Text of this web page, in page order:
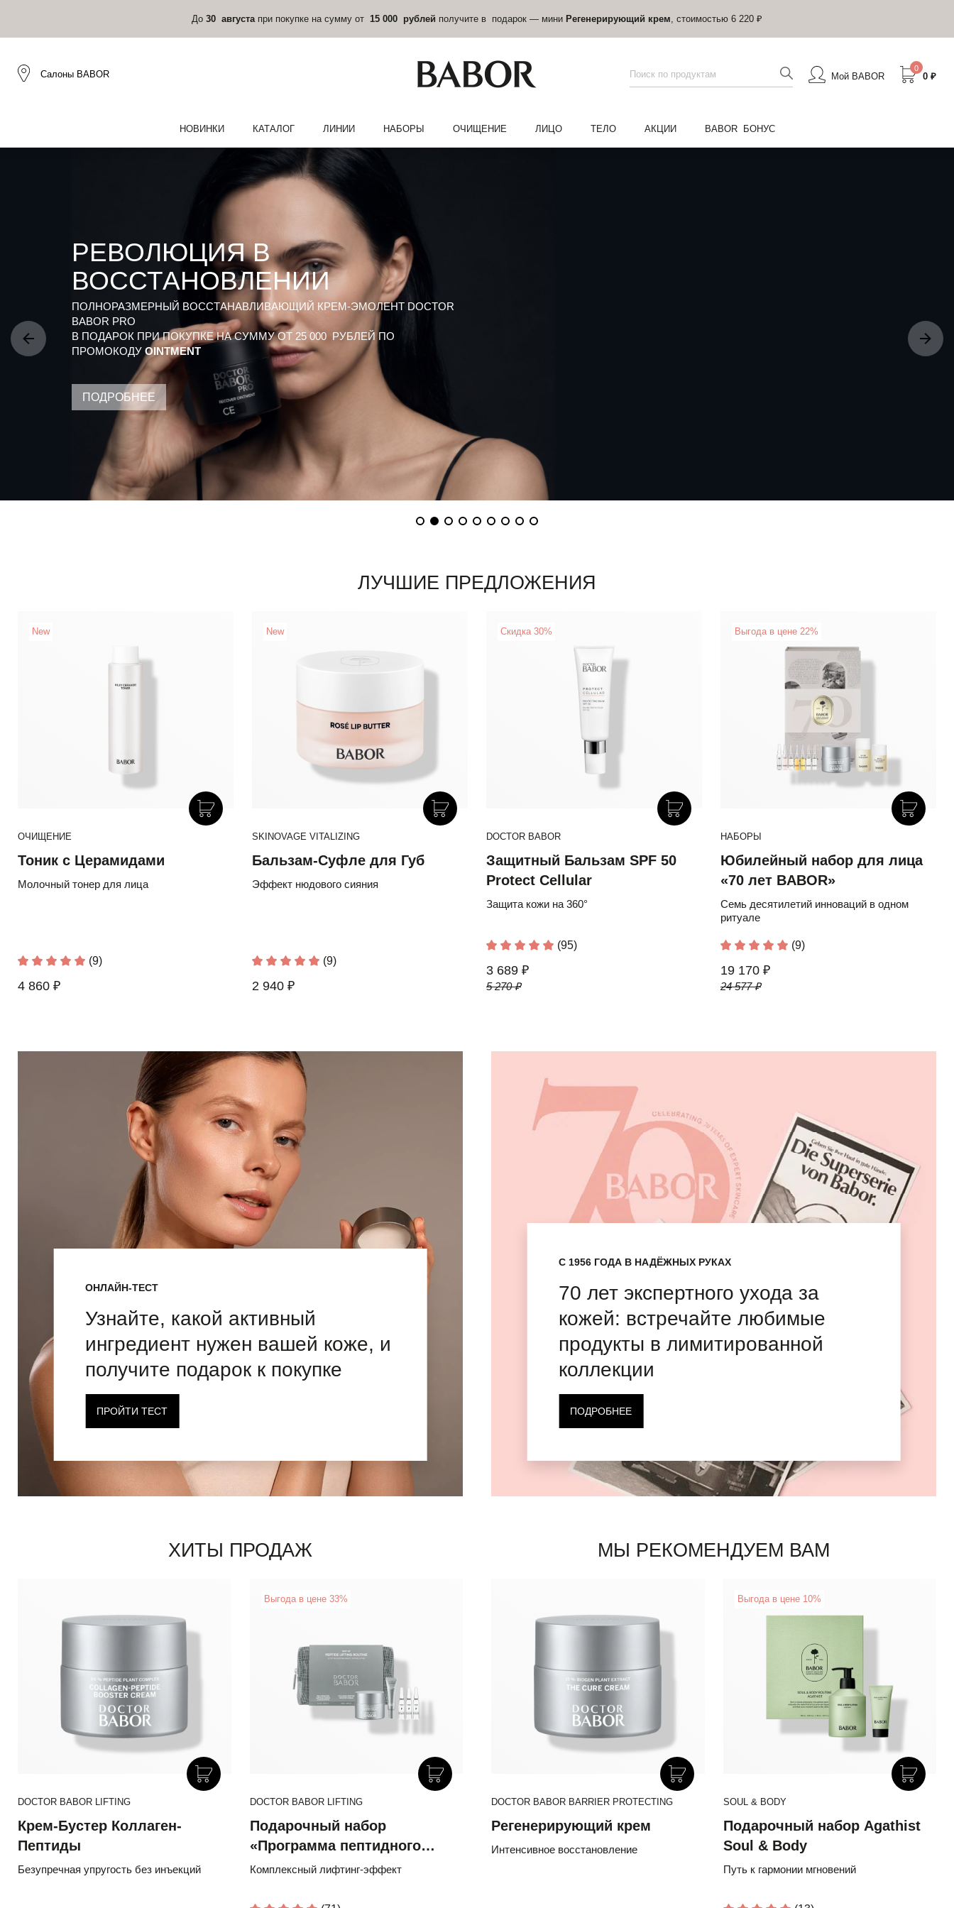
До 30 августа при покупке на сумму от 15 000 рублей получите в подарок — мини Регенерирующий крем , стоимостью 6 220 ₽
Салоны BABOR Мой BABOR
0
0 ₽
НОВИНКИ КАТАЛОГ ЛИНИИ НАБОРЫ ОЧИЩЕНИЕ ЛИЦО ТЕЛО АКЦИИ BABOR БОНУС
РЕВОЛЮЦИЯ В
ВОССТАНОВЛЕНИИ
ПОЛНОРАЗМЕРНЫЙ ВОССТАНАВЛИВАЮЩИЙ КРЕМ-ЭМОЛЕНТ DOCTOR
BABOR PRO
В ПОДАРОК ПРИ ПОКУПКЕ НА СУММУ ОТ 25 000 РУБЛЕЙ ПО
ПРОМОКОДУ OINTMENT
ПОДРОБНЕЕ
ЛУЧШИЕ ПРЕДЛОЖЕНИЯ
New
ОЧИЩЕНИЕ
Тоник с Церамидами
Молочный тонер для лица
(9)
4 860 ₽
New
SKINOVAGE VITALIZING
Бальзам-Суфле для Губ
Эффект нюдового сияния
(9)
2 940 ₽
Скидка 30%
DOCTOR BABOR
Защитный Бальзам SPF 50
Protect Cellular
Защита кожи на 360°
(95)
3 689 ₽
5 270 ₽
Выгода в цене 22%
НАБОРЫ
Юбилейный набор для лица
«70 лет BABOR»
Семь десятилетий инноваций в одном
ритуале
(9)
19 170 ₽
24 577 ₽
ОНЛАЙН-ТЕСТ
Узнайте, какой активный
ингредиент нужен вашей коже, и
получите подарок к покупке
ПРОЙТИ ТЕСТ
С 1956 ГОДА В НАДЁЖНЫХ РУКАХ
70 лет экспертного ухода за
кожей: встречайте любимые
продукты в лимитированной
коллекции
ПОДРОБНЕЕ
ХИТЫ ПРОДАЖ
DOCTOR BABOR LIFTING
Крем-Бустер Коллаген-
Пептиды
Безупречная упругость без инъекций
Выгода в цене 33%
DOCTOR BABOR LIFTING
Подарочный набор
«Программа пептидного
лифтинга»
Комплексный лифтинг-эффект
DOCTOR BABOR SOLAR DEFENSE
Минеральный
Солнцезащитный Бальзам
New
DOCTOR BABOR SOLAR DEFENSE
Солнцезащитный Крем Для
Сияния Кожи SPF 50+ с
Эктоином и Провитамином D
6% комплекс провитамин D-
МЫ РЕКОМЕНДУЕМ ВАМ
DOCTOR BABOR BARRIER PROTECTING
Регенерирующий крем
Интенсивное восстановление
Выгода в цене 10%
SOUL & BODY
Подарочный набор Agathist
Soul & Body
Путь к гармонии мгновений